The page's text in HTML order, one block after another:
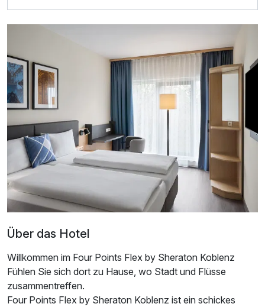
Doppelzimmer zur Einzelnutzung
1 Erwachsenen und 1 Kind
Über das Hotel
Willkommen im Four Points Flex by Sheraton Koblenz
Fühlen Sie sich dort zu Hause, wo Stadt und Flüsse
zusammentreffen.
Four Points Flex by Sheraton Koblenz ist ein schickes